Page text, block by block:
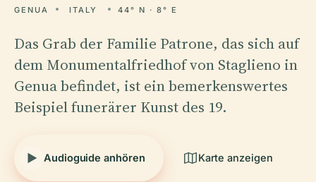
GENUA ITALY 44° N · 8° E
Das Grab der Familie Patrone, das sich auf
dem Monumentalfriedhof von Staglieno in
Genua befindet, ist ein bemerkenswertes
Beispiel funerärer Kunst des 19.
Audioguide anhören Karte anzeigen